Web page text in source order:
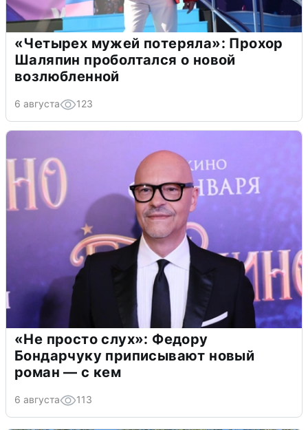
«Четырех мужей потеряла»: Прохор
Шаляпин проболтался о новой
возлюбленной
6 августа 123
«Не просто слух»: Федору
Бондарчуку приписывают новый
роман — с кем
6 августа 113